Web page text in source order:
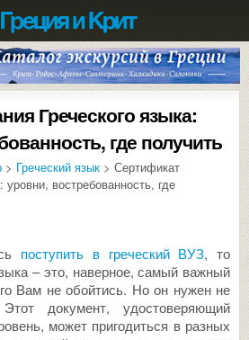
Греческого языка:
где получить
> Греческий язык > Сертификат
уровни, востребованность, где
поступить в греческий ВУЗ, то
– это, наверное, самый важный
Вам не обойтись. Но он нужен не
документ, удостоверяющий
может пригодиться в разных